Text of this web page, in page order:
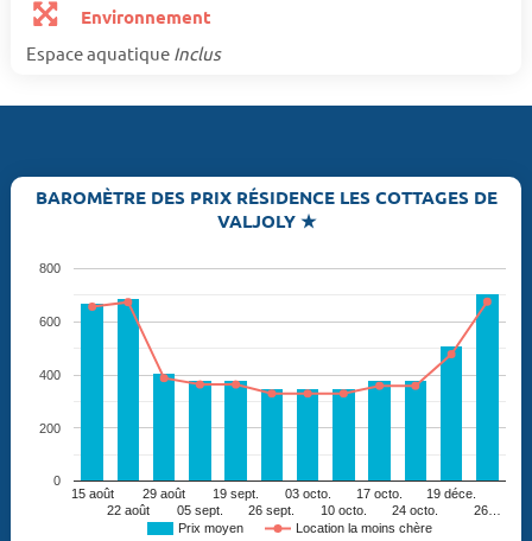
Environnement
Espace aquatique Inclus
BAROMÈTRE DES PRIX RÉSIDENCE LES COTTAGES DE
VALJOLY ★
Prix moyen Location la moins chère
15 août
22 août
29 août
05 sept.
19 sept.
26 sept.
03 octo.
10 octo.
17 octo.
24 octo.
19 déce.
26…
0
200
400
600
800